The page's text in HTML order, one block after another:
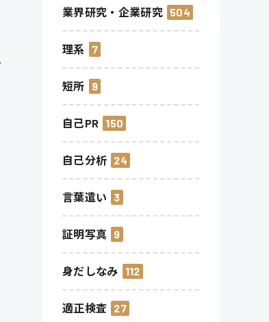
業界研究・企業研究 504
理系 7
短所 9
自己PR 150
自己分析 24
言葉遣い 3
証明写真 9
身だしなみ 112
適正検査 27